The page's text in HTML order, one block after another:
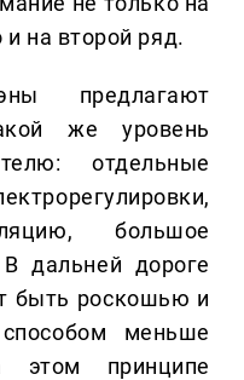
и на второй ряд.
предлагают
же уровень
отдельные
большое
дальней дороге
быть роскошью и
меньше
этом принципе